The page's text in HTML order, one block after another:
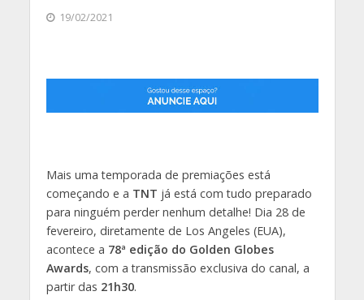
19/02/2021
Mais uma temporada de premiações está
começando e a TNT já está com tudo preparado
para ninguém perder nenhum detalhe! Dia 28 de
fevereiro, diretamente de Los Angeles (EUA),
acontece a 78ª edição do Golden Globes
Awards, com a transmissão exclusiva do canal, a
partir das 21h30.